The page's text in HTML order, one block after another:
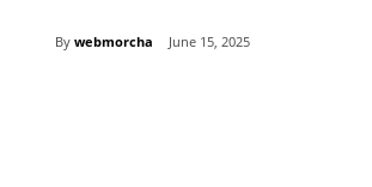
By webmorcha June 15, 2025